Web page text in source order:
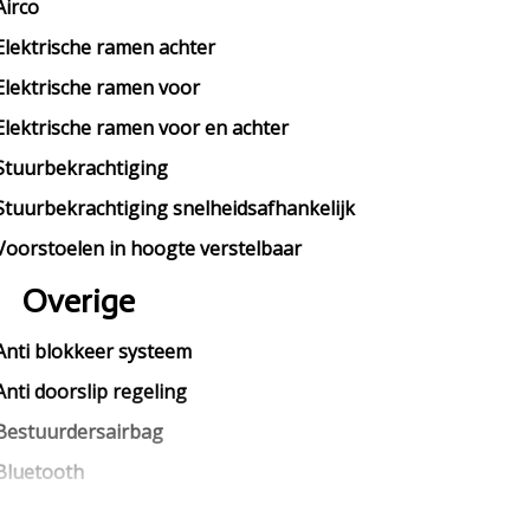
ramen achter
ramen voor
ramen voor en achter
snelheidsafhankelijk
in hoogte verstelbaar
Overige
blokkeer systeem
doorslip regeling